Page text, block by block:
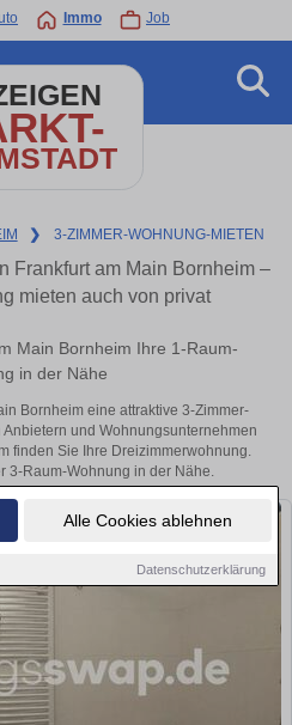
Alle Cookies ablehnen
Datenschutzerklärung
Immo Job
❯ 3-ZIMMER-WOHNUNG-MIETEN
Frankfurt am Main Bornheim –
mieten auch von privat
Main Bornheim Ihre 1-Raum-
in der Nähe
Bornheim eine attraktive 3-Zimmer-
und Wohnungsunternehmen
finden Sie Ihre Dreizimmerwohnung.
3-Raum-Wohnung in der Nähe.